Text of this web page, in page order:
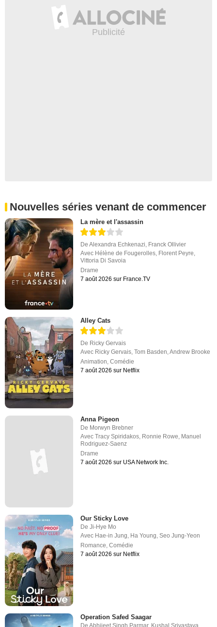
Nouvelles séries venant de commencer
La mère et l'assassin
DeAlexandra Echkenazi Franck Ollivier
Avec Hélène de Fougerolles Florent Peyre
Vittoria Di Savoia
Drame
7 août 2026 sur France.TV
Alley Cats
De Ricky Gervais
Avec Ricky Gervais,Tom Basden,Andrew Brooke
Animation,Comédie
7 août 2026 sur Netflix
Anna Pigeon
De Morwyn Brebner
AvecTracy Spiridakos, Ronnie Rowe, Manuel
Rodriguez-Saenz
Drame
7 août 2026 sur USA Network Inc.
Our Sticky Love
DeJi-Hye Mo
Avec Hae-in Jung Ha Young ,Seo Jung-Yeon
Romance ,Comédie
7 août 2026 sur Netflix
Operation Safed Saagar
DeAbhijeet Singh Parmar, Kushal Srivastava